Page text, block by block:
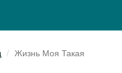
Жизнь Моя Такая